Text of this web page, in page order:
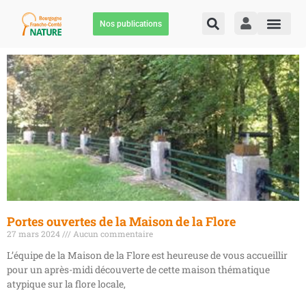
Nos publications
Portes ouvertes de la Maison de la Flore
27 mars 2024 Aucun commentaire
L’équipe de la Maison de la Flore est heureuse de vous accueillir
pour un après-midi découverte de cette maison thématique
atypique sur la flore locale,